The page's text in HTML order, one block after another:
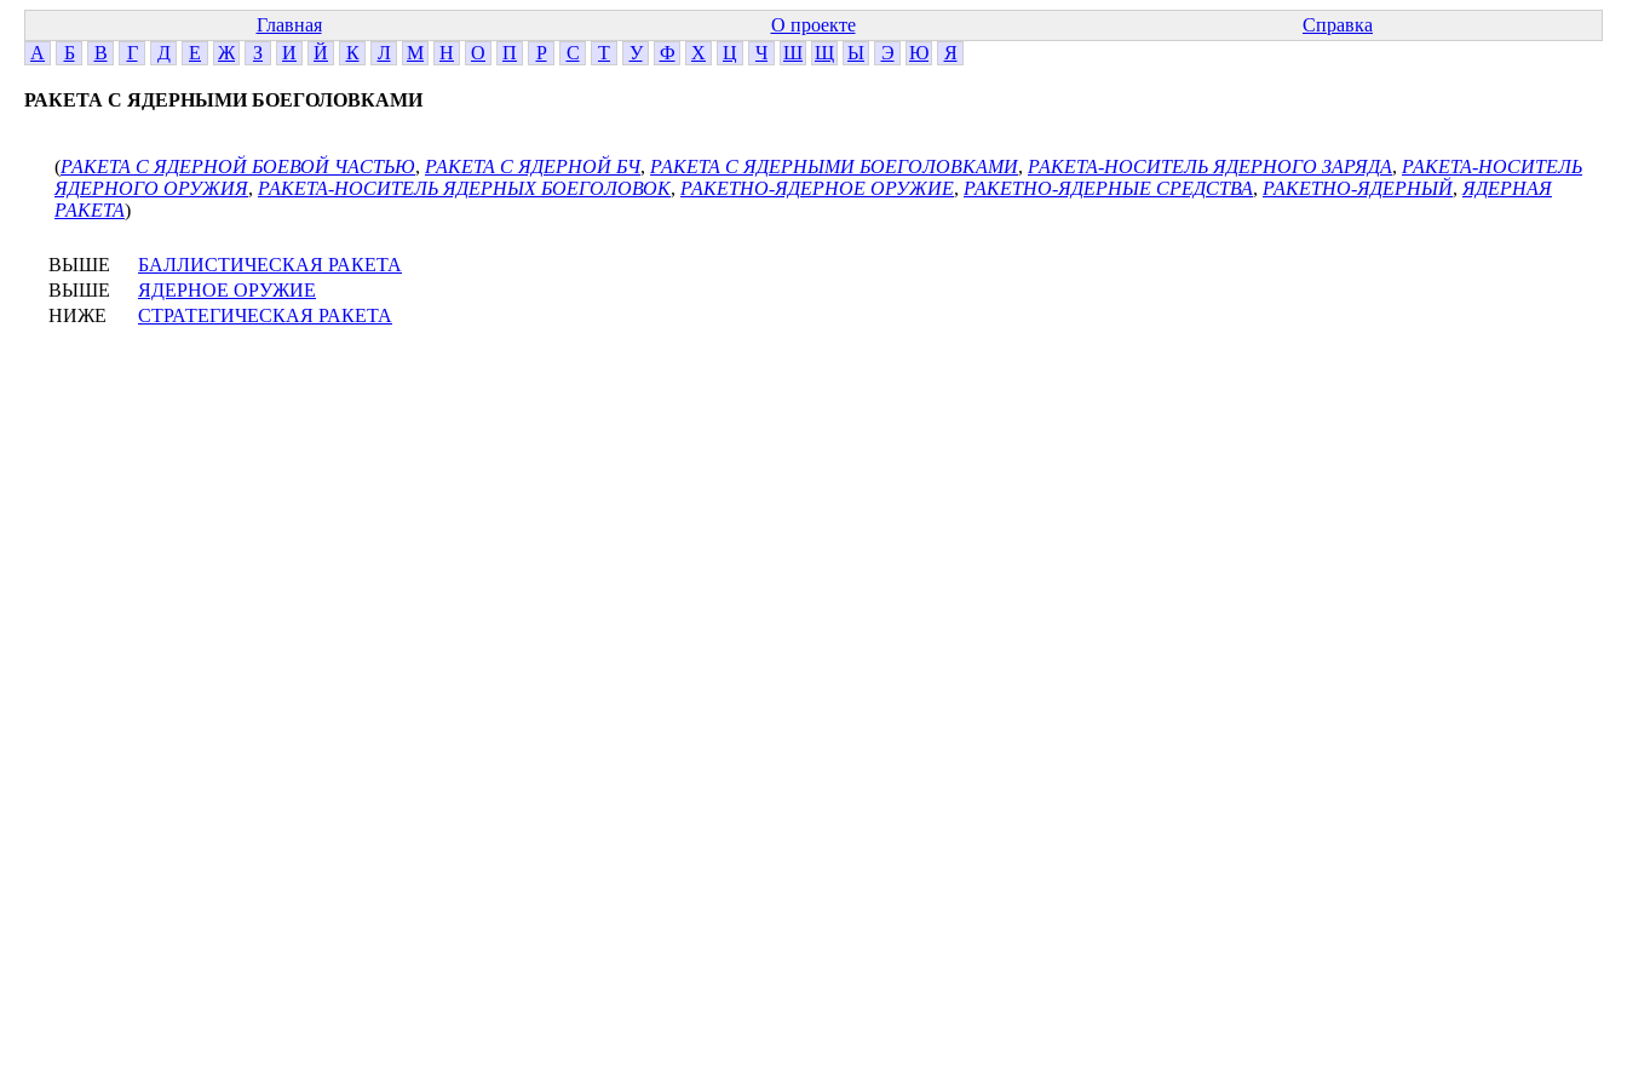
Главная О проекте
Справка
А
Б В Г Д Е Ж З И Й К Л М Н О П Р С Т У Ф Х Ц Ч Ш Щ Ы Э Ю Я
РАКЕТА С ЯДЕРНЫМИ БОЕГОЛОВКАМИ
(РАКЕТА С ЯДЕРНОЙ БОЕВОЙ ЧАСТЬЮ, РАКЕТА С ЯДЕРНОЙ БЧ, РАКЕТА С ЯДЕРНЫМИ БОЕГОЛОВКАМИ, РАКЕТА-НОСИТЕЛЬ ЯДЕРНОГО ЗАРЯДА, РАКЕТА-НОСИТЕЛЬ
ЯДЕРНОГО ОРУЖИЯ, РАКЕТА-НОСИТЕЛЬ ЯДЕРНЫХ БОЕГОЛОВОК, РАКЕТНО-ЯДЕРНОЕ ОРУЖИЕ, РАКЕТНО-ЯДЕРНЫЕ СРЕДСТВА, РАКЕТНО-ЯДЕРНЫЙ, ЯДЕРНАЯ
РАКЕТА)
ВЫШЕ
БАЛЛИСТИЧЕСКАЯ РАКЕТА
ВЫШЕ
ЯДЕРНОЕ ОРУЖИЕ
НИЖЕ
СТРАТЕГИЧЕСКАЯ РАКЕТА